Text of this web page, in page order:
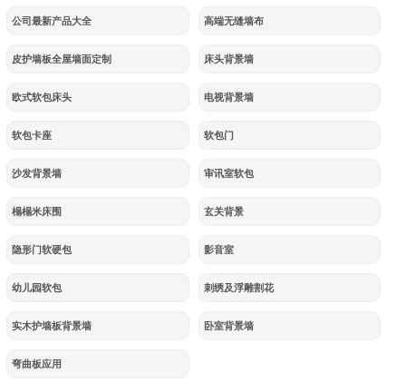
公司最新产品大全 高端无缝墙布
皮护墙板全屋墙面定制 床头背景墙
欧式软包床头 电视背景墙
软包卡座 软包门
沙发背景墙 审讯室软包
榻榻米床围 玄关背景
隐形门软硬包 影音室
幼儿园软包 刺绣及浮雕割花
实木护墙板背景墙 卧室背景墙
弯曲板应用